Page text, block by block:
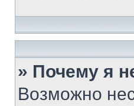
» Почему я
Возможно